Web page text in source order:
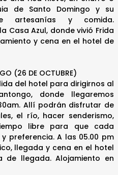
de Santo Domingo y su
y comida.
Azul, donde vivió Frida
y cena en el hotel de
(26 DE OCTUBRE)
del hotel para dirigirnos al
donde llegaremos
Allí podrán disfrutar de
el río, hacer senderismo,
libre para que cada
A las 05.00 pm
llegada y cena en el hotel
llegada. Alojamiento en